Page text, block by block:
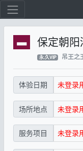
保定朝
永.久VIP 吊王之
体验日期 未登录
场所地点 未登录
服务项目 未登录